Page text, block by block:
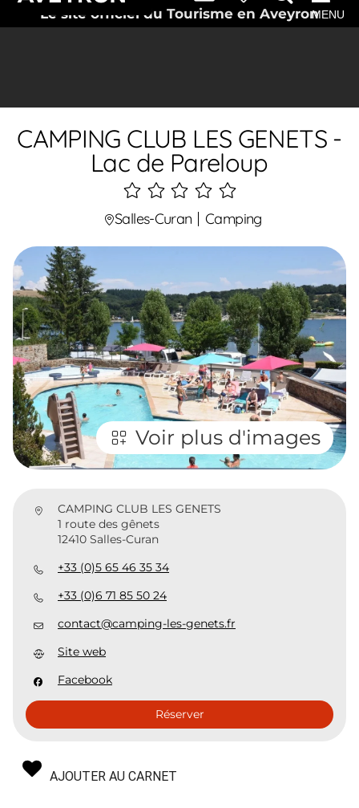
Le site officiel du Tourisme en AveyronMENU
CAMPING CLUB LES GENETS -
Lac de Pareloup
5
étoiles
Salles-Curan Camping
Voir plus d'images
CAMPING CLUB LES GENETS
1 route des gênets
12410 Salles-Curan
+33 (0)5 65 46 35 34
+33 (0)6 71 85 50 24
contact@camping-les-genets.fr
Site web
Facebook
Réserver
AJOUTER AU CARNET